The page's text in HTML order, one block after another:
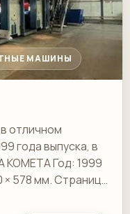
МАШИНЫ
отличном
года выпуска, в
КОМЕТА Год: 1999
× 578 мм. Страница